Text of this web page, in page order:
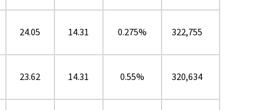
24.05 14.31 0.275% 322,755
23.62 14.31 0.55% 320,634